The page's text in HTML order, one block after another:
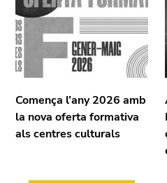
Comença l’any 2026 amb
la nova oferta formativa
als centres culturals